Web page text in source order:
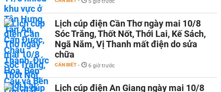
Lịch cúp điện Cần Thơ ngày mai 10/8
Sóc Trăng, Thốt Nốt, Thới Lai, Kế Sách,
Ngã Năm, Vị Thanh mất điện do sửa
chữa
CẦN BIẾT - 6 giờ trước
Lịch cúp điện An Giang ngày mai 10/8